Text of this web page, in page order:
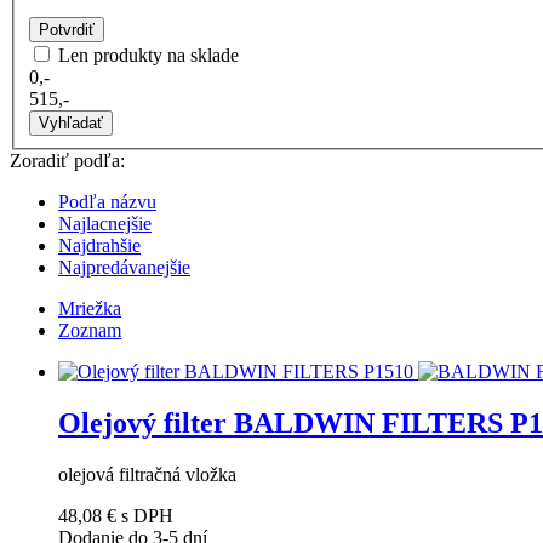
Potvrdiť
Len produkty na sklade
0,-
515,-
Vyhľadať
Zoradiť podľa:
Podľa názvu
Najlacnejšie
Najdrahšie
Najpredávanejšie
Mriežka
Zoznam
Olejový filter BALDWIN FILTERS
olejová filtračná vložka
48,08 € s DPH
Dodanie do 3-5 dní